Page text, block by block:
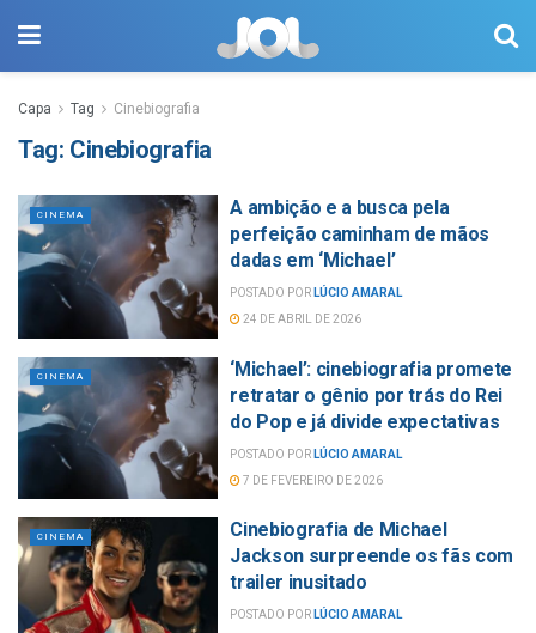
Capa Tag Cinebiografia
Tag: Cinebiografia
CINEMA
A ambição e a busca pela
perfeição caminham de mãos
dadas em ‘Michael’
POSTADO POR LÚCIO AMARAL
24 DE ABRIL DE 2026
CINEMA
‘Michael’: cinebiografia promete
retratar o gênio por trás do Rei
do Pop e já divide expectativas
POSTADO POR LÚCIO AMARAL
7 DE FEVEREIRO DE 2026
CINEMA
Cinebiografia de Michael
Jackson surpreende os fãs com
trailer inusitado
POSTADO POR LÚCIO AMARAL